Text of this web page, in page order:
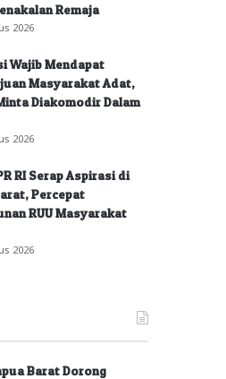
Remaja
2026
Wajib Mendapat
Masyarakat Adat,
Diakomodir Dalam
2026
RI Serap Aspirasi di
Percepat
RUU Masyarakat
2026
Barat Dorong